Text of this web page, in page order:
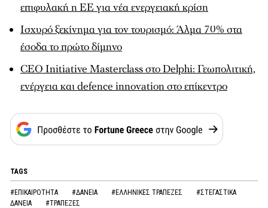
επιφυλακή η ΕΕ για νέα ενεργειακή κρίση
Ισχυρό ξεκίνημα για τον τουρισμό: Άλμα 70% στα
έσοδα το πρώτο δίμηνο
CEO Initiative Masterclass στο Delphi: Γεωπολιτική,
ενέργεια και defence innovation στο επίκεντρο
TAGS
#ΕΠΙΚΑΙΡΟΤΗΤΑ #ΔΑΝΕΙΑ #ΕΛΛΗΝΙΚΕΣ ΤΡΑΠΕΖΕΣ
#ΣΤΕΓΑΣΤΙΚΑ
ΔΑΝΕΙΑ
#ΤΡΑΠΕΖΕΣ